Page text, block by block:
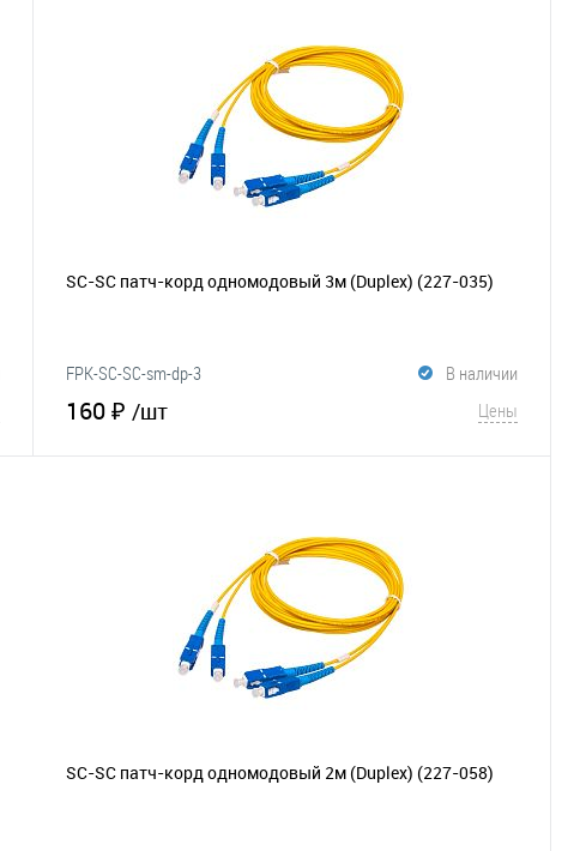
Сравнение
SC-SC патч-корд одномодовый 3м (Duplex) (227-035)
В наличии
FPK-SC-SC-sm-dp-3
160 ₽/шт Цены
Сравнение
SC-SC патч-корд одномодовый 2м (Duplex) (227-058)